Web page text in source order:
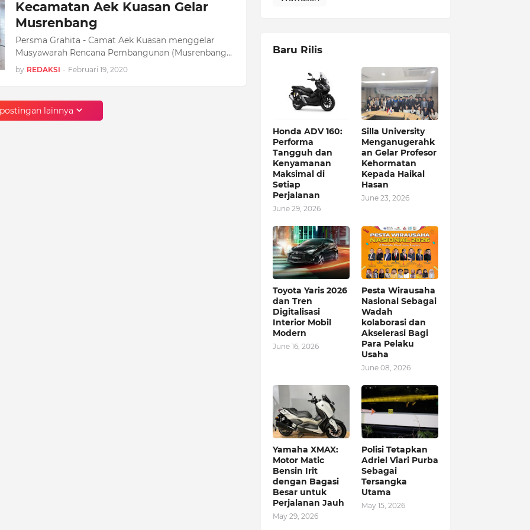
Kecamatan Aek Kuasan Gelar
Musrenbang
Persma Grahita - Camat Aek Kuasan menggelar
Musyawarah Rencana Pembangunan (Musrenbang…
by REDAKSI - Februari 19, 2020
lainnya
Baru Rilis
Honda ADV 160:
Performa
Tangguh dan
Kenyamanan
Maksimal di
Setiap
Perjalanan
June 29, 2026
Silla University
Menganugerahk
an Gelar Profesor
Kehormatan
Kepada Haikal
Hasan
June 23, 2026
Toyota Yaris 2026
dan Tren
Digitalisasi
Interior Mobil
Modern
June 16, 2026
Pesta Wirausaha
Nasional Sebagai
Wadah
kolaborasi dan
Akselerasi Bagi
Para Pelaku
Usaha
June 08, 2026
Yamaha XMAX:
Motor Matic
Bensin Irit
dengan Bagasi
Besar untuk
Perjalanan Jauh
May 29, 2026
Polisi Tetapkan
Adriel Viari Purba
Sebagai
Tersangka
Utama
May 15, 2026